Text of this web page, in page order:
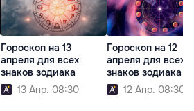
Гороскоп на 13
апреля для всех
знаков зодиака
13 Апр. 08:30
Гороскоп на 12
апреля для всех
знаков зодиака
12 Апр. 08:30